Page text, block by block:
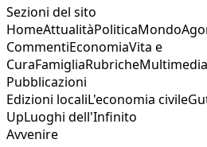
Sezioni del sito
HomeAttualitàPoliticaMondo
CommentiEconomiaVita e
CuraFamigliaRubricheMultimedia
Pubblicazioni
Edizioni localiL'economia civile
UpLuoghi dell'Infinito
Avvenire